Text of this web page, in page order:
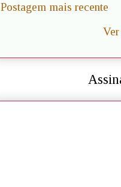
Postagem mais recente